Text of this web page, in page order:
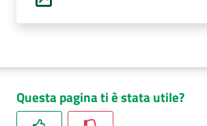
Questa pagina ti è stata utile?